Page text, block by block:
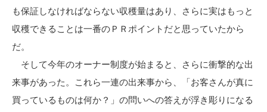
も保証しなければならない収穫量はあり、さらに実はもっと
収穫できることは一番のＰＲポイントだと思っていたから
だ。
そして今年のオーナー制度が始まると、さらに衝撃的な出
来事があった。これら一連の出来事から、「お客さんが真に
買っているものは何か？」の問いへの答えが浮き彫りになる